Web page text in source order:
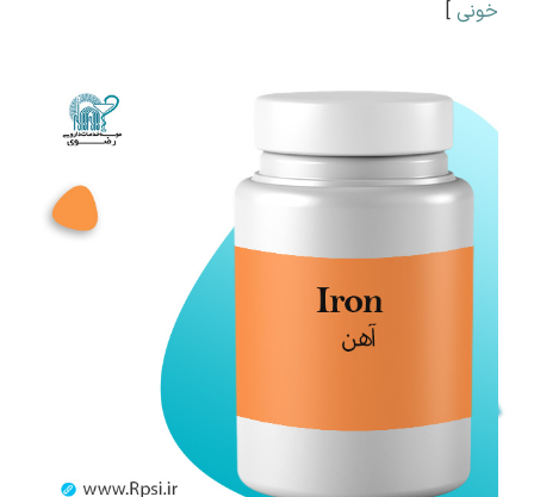
خونی ]